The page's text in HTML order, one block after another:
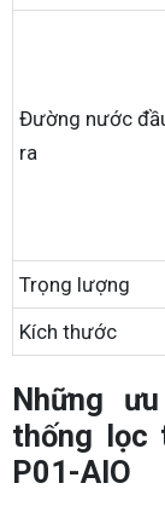
Đường nước
ra
Trọng lượng
Kích thước
Những
thống lọc
P01-AIO